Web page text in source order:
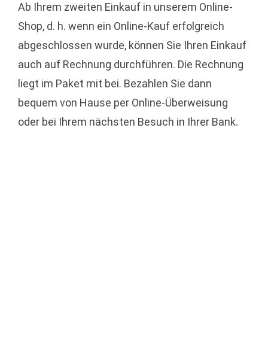
Ab Ihrem zweiten Einkauf in unserem Online-
Shop, d. h. wenn ein Online-Kauf erfolgreich
abgeschlossen wurde, können Sie Ihren Einkauf
auch auf Rechnung durchführen. Die Rechnung
liegt im Paket mit bei. Bezahlen Sie dann
bequem von Hause per Online-Überweisung
oder bei Ihrem nächsten Besuch in Ihrer Bank.